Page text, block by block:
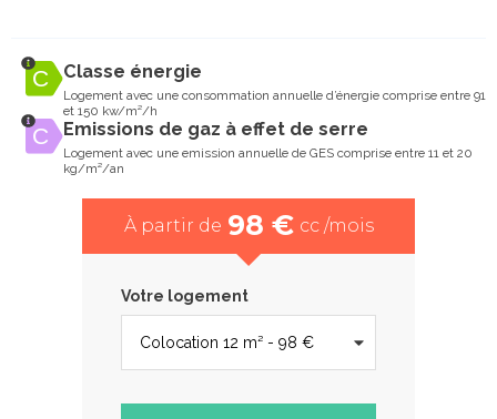
Classe énergie
Logement avec une consommation annuelle d’énergie comprise entre 91
et 150 kw/m²/h
Emissions de gaz à effet de serre
Logement avec une emission annuelle de GES comprise entre 11 et 20
kg/m²/an
À partir de 98 € cc /mois
Votre logement